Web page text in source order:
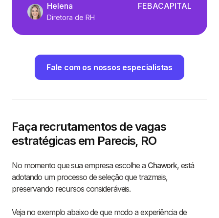
Helena
Diretora de RH
FEBACAPITAL
Fale com os nossos especialistas
Faça recrutamentos de vagas
estratégicas em Parecis, RO
No momento que sua empresa escolhe a Chawork, está
adotando um processo de seleção que trazmais,
preservando recursos consideráveis.
Veja no exemplo abaixo de que modo a experiência de